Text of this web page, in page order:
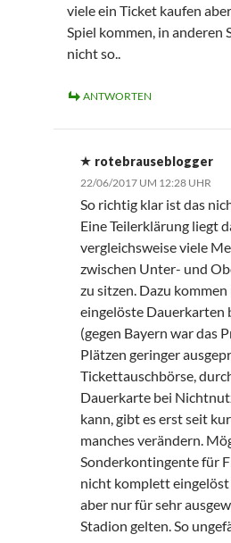
viele ein Ticket kaufen
Spiel kommen, in anderen
nicht so..
ANTWORTEN
rotebrauseblogger
22/06/2017 UM 12:28 UHR
So richtig klar ist das
Eine Teilerklärung liegt
vergleichsweise viele
zwischen Unter- und
zu sitzen. Dazu
eingelöste Dauerkarten
(gegen Bayern war das
Plätzen geringer
Tickettauschbörse,
Dauerkarte bei
kann, gibt es erst seit
manches verändern.
Sonderkontingente für
nicht komplett
aber nur für sehr
Stadion gelten. So